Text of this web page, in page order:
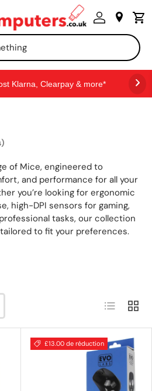
Klarna, Clearpay & more*
of Mice, engineered to
and performance for all your
you’re looking for ergonomic
high-DPI sensors for gaming,
tasks, our collection
to fit your preferences.
Liste Grille
£13.00 de réduction